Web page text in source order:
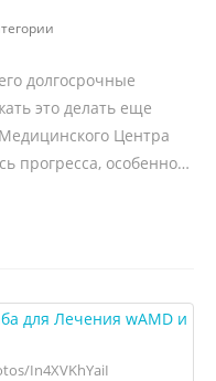
долгосрочные
это делать еще
Центра
прогресса, особенно…
In4XVKhYaiI